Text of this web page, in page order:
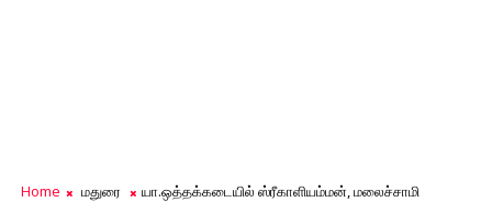
Home மதுரை
யா.ஒத்தக்கடையில் ஸ்ரீகாளியம்மன், மலைச்சாமி